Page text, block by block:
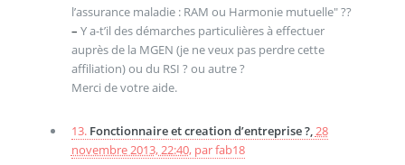
l’assurance maladie : RAM ou Harmonie mutuelle" ??
– Y a-t’il des démarches particulières à effectuer
auprès de la MGEN (je ne veux pas perdre cette
affiliation) ou du RSI ? ou autre ?
Merci de votre aide.
13. Fonctionnaire et creation d’entreprise ?,28
novembre 2013, 22:40, parfab18